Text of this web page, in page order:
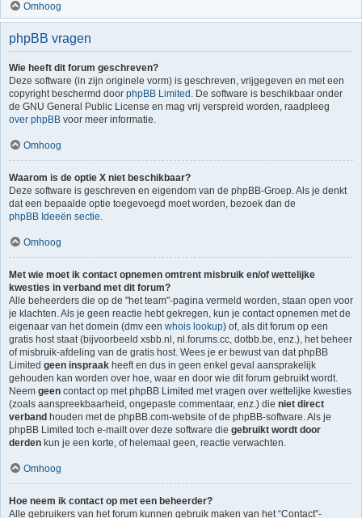
Omhoog
phpBB vragen
Wie heeft dit forum geschreven?
Deze software (in zijn originele vorm) is geschreven, vrijgegeven en met een
copyright beschermd door phpBB Limited . De software is beschikbaar onder
de GNU General Public License en mag vrij verspreid worden, raadpleeg
over phpBB voor meer informatie.
Omhoog
Waarom is de optie X niet beschikbaar?
Deze software is geschreven en eigendom van de phpBB-Groep. Als je denkt
dat een bepaalde optie toegevoegd moet worden, bezoek dan de
phpBB Ideeën sectie.
Omhoog
Met wie moet ik contact opnemen omtrent misbruik en/of wettelijke
kwesties in verband met dit forum?
Alle beheerders die op de "het team"-pagina vermeld worden, staan open voor
je klachten. Als je geen reactie hebt gekregen, kun je contact opnemen met de
eigenaar van het domein (dmv een whois lookup) of, als dit forum op een
gratis host staat (bijvoorbeeld xsbb.nl, nl.forums.cc, dotbb.be, enz.), het beheer
of misbruik-afdeling van de gratis host. Wees je er bewust van dat phpBB
Limited geen inspraak heeft en dus in geen enkel geval aansprakelijk
gehouden kan worden over hoe, waar en door wie dit forum gebruikt wordt.
Neem geen contact op met phpBB Limited met vragen over wettelijke kwesties
(zoals aanspreekbaarheid, ongepaste commentaar, enz.) die niet direct
verband houden met de phpBB.com-website of de phpBB-software. Als je
phpBB Limited toch e-mailt over deze software die gebruikt wordt door
derden kun je een korte, of helemaal geen, reactie verwachten.
Omhoog
Hoe neem ik contact op met een beheerder?
Alle gebruikers van het forum kunnen gebruik maken van het “Contact”-